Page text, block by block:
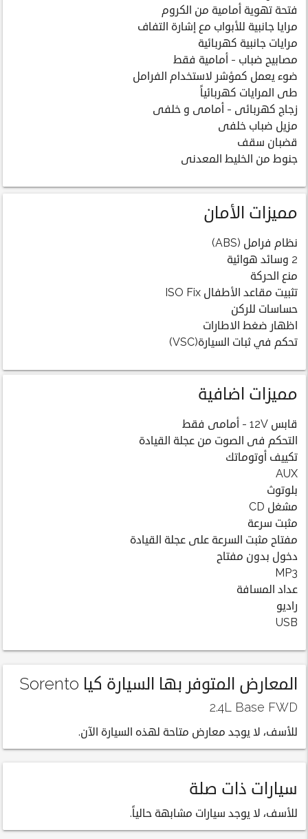
فتحة تهوية أمامية من الكروم
مرايا جانبية للأبواب مع إشارة التفاف
مرايات جانبية كهربائية
مصابيح ضباب - أمامية فقط
ضوء يعمل كمؤشر لاستخدام الفرامل
طى المرايات كهربائياً
زجاج كهربائى - أمامى و خلفى
مزيل ضباب خلفى
قضبان سقف
جنوط من الخليط المعدنى
مميزات الأمان
نظام فرامل (ABS)
2 وسائد هوائية
منع الحركة
تثبيت مقاعد الأطفال ISO Fix
حساسات للركن
اظهار ضغط الاطارات
تحكم في ثبات السيارة(VSC)
مميزات اضافية
قابس 12V - أمامى فقط
التحكم فى الصوت من عجلة القيادة
تكييف أوتوماتك
AUX
بلوتوث
مشغل CD
مثبت سرعة
مفتاح مثبت السرعة على عجلة القيادة
دخول بدون مفتاح
MP3
عداد المسافة
راديو
USB
المعارض المتوفر بها السيارة كيا Sorento
2.4L Base FWD
للأسف، لا يوجد معارض متاحة لهذه السيارة الآن.
سيارات ذات صلة
للأسف، لا يوجد سيارات مشابهة حالياً.